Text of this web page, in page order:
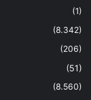
(1)
(8.342)
(206)
(51)
(8.560)